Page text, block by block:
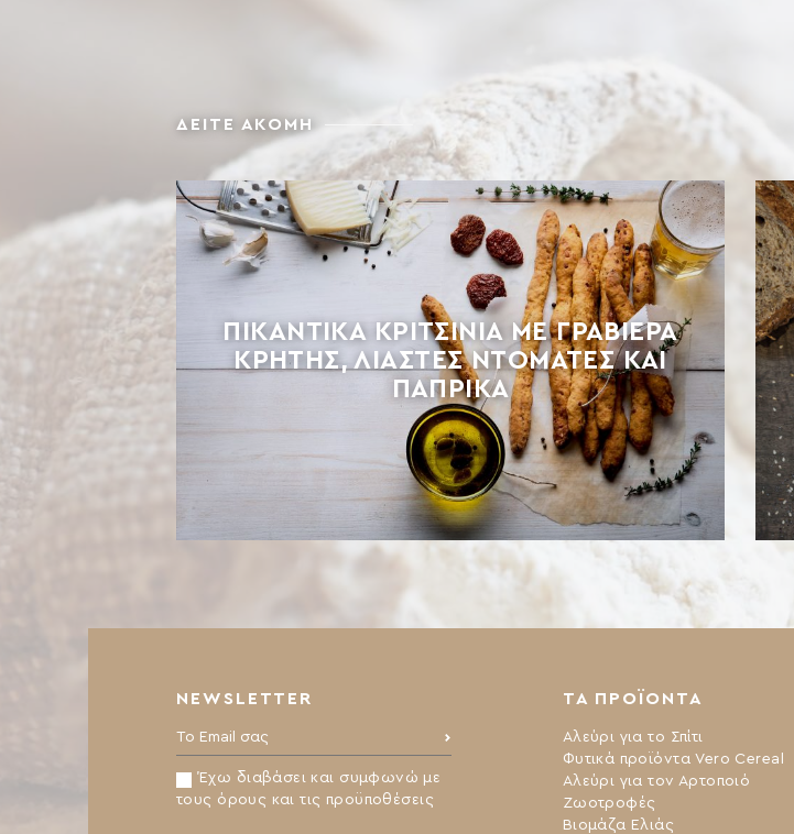
ΔΕΙΤΕ ΑΚΟΜΗ
ΠΙΚΆΝΤΙΚΑ ΚΡΙΤΣΊΝΙΑ ΜΕ ΓΡΑΒΙΈΡΑ
ΚΡΉΤΗΣ, ΛΙΑΣΤΈΣ ΝΤΟΜΆΤΕΣ ΚΑΙ
ΠΆΠΡΙΚΑ
NEWSLETTER
Το Email σας:
Έχω διαβάσει και συμφωνώ με
τους όρους και τις προϋποθέσεις
ΤΑ ΠΡΟΪΟΝΤΑ
Αλεύρι για το Σπίτι
Φυτικά προϊόντα Vero Cereal
Αλεύρι για τον Αρτοποιό
Ζωοτροφές
Βιομάζα Ελιάς